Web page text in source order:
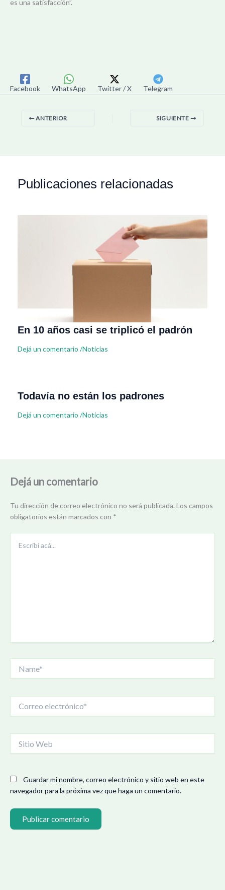
es una satisfacción”.
Facebook WhatsApp Twitter / X Telegram
ANTERIOR SIGUIENTE
Publicaciones relacionadas
En 10 años casi se triplicó el padrón
Dejá un comentario /Noticias
Todavía no están los padrones
Dejá un comentario /Noticias
Dejá un comentario
Tu dirección de correo electrónico no será publicada.Los campos
obligatorios están marcados con *
acá...
electrónico*
Web
Guardar mi nombre, correo electrónico y sitio web en este
navegador para la próxima vez que haga un comentario.